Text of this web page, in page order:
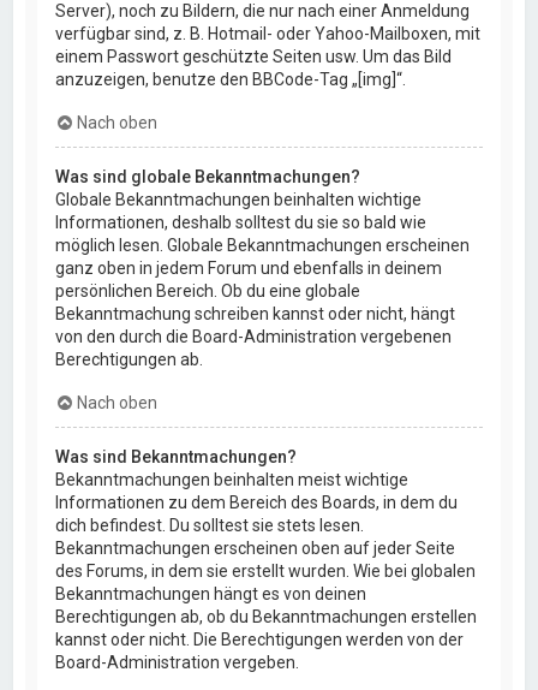
Server), noch zu Bildern, die nur nach einer Anmeldung
verfügbar sind, z. B. Hotmail- oder Yahoo-Mailboxen, mit
einem Passwort geschützte Seiten usw. Um das Bild
anzuzeigen, benutze den BBCode-Tag „[img]“.
Nach oben
Was sind globale Bekanntmachungen?
Globale Bekanntmachungen beinhalten wichtige
Informationen, deshalb solltest du sie so bald wie
möglich lesen. Globale Bekanntmachungen erscheinen
ganz oben in jedem Forum und ebenfalls in deinem
persönlichen Bereich. Ob du eine globale
Bekanntmachung schreiben kannst oder nicht, hängt
von den durch die Board-Administration vergebenen
Berechtigungen ab.
Nach oben
Was sind Bekanntmachungen?
Bekanntmachungen beinhalten meist wichtige
Informationen zu dem Bereich des Boards, in dem du
dich befindest. Du solltest sie stets lesen.
Bekanntmachungen erscheinen oben auf jeder Seite
des Forums, in dem sie erstellt wurden. Wie bei globalen
Bekanntmachungen hängt es von deinen
Berechtigungen ab, ob du Bekanntmachungen erstellen
kannst oder nicht. Die Berechtigungen werden von der
Board-Administration vergeben.